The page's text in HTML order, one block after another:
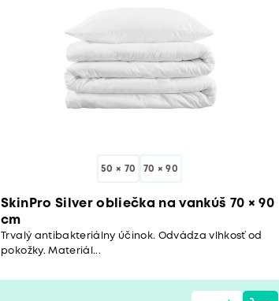
50 × 70 70 × 90
SkinPro Silver obliečka na vankúš 70 × 90
cm
Trvalý antibakteriálny účinok. Odvádza vlhkosť od
pokožky. Materiál...